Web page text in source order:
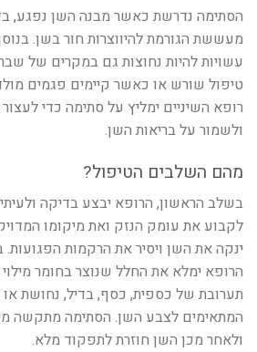
הסתימה נדרשת כאשר מבנה השן נפגע,
מעששת הגורמת להיווצרות חור בשן.
עשויות להיות נחוצות גם במקרים של
טיפול שורש או כאשר קיימים פגמים
רופא השיניים ימליץ על סתימה כדי
ולשמור על בריאות השן.
מהם השלבים הטיפול?
בשלב הראשון, הרופא יבצע בדיקה
לקבוע את עומק הנזק ואת מיקומו
ינקה את השן ויסיר את הרקמות
הרופא ימלא את החלל שנוצר בחומר
תערובת של כספית, כסף, בדיל, נחושת או
המתאימים לצבע השן. הסתימה מתקשה
ולאחר מכן השן חוזרת לתפקוד מלא.